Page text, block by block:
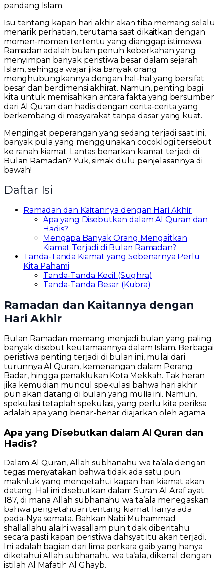
pandang Islam.
Isu tentang kapan hari akhir akan tiba memang selalu
menarik perhatian, terutama saat dikaitkan dengan
momen-momen tertentu yang dianggap istimewa.
Ramadan adalah bulan penuh keberkahan yang
menyimpan banyak peristiwa besar dalam sejarah
Islam, sehingga wajar jika banyak orang
menghubungkannya dengan hal-hal yang bersifat
besar dan berdimensi akhirat. Namun, penting bagi
kita untuk memisahkan antara fakta yang bersumber
dari Al Quran dan hadis dengan cerita-cerita yang
berkembang di masyarakat tanpa dasar yang kuat.
Mengingat peperangan yang sedang terjadi saat ini,
banyak pula yang menggunakan cocoklogi tersebut
ke ranah kiamat. Lantas benarkah kiamat terjadi di
Bulan Ramadan? Yuk, simak dulu penjelasannya di
bawah!
Daftar Isi
Ramadan dan Kaitannya dengan Hari Akhir
Apa yang Disebutkan dalam Al Quran dan
Hadis?
Mengapa Banyak Orang Mengaitkan
Kiamat Terjadi di Bulan Ramadan?
Tanda-Tanda Kiamat yang Sebenarnya Perlu
Kita Pahami
Tanda-Tanda Kecil (Sughra)
Tanda-Tanda Besar (Kubra)
Ramadan dan Kaitannya dengan
Hari Akhir
Bulan Ramadan memang menjadi bulan yang paling
banyak disebut keutamaannya dalam Islam. Berbagai
peristiwa penting terjadi di bulan ini, mulai dari
turunnya Al Quran, kemenangan dalam Perang
Badar, hingga penaklukan Kota Mekkah. Tak heran
jika kemudian muncul spekulasi bahwa hari akhir
pun akan datang di bulan yang mulia ini. Namun,
spekulasi tetaplah spekulasi, yang perlu kita periksa
adalah apa yang benar-benar diajarkan oleh agama.
Apa yang Disebutkan dalam Al Quran dan
Hadis?
Dalam Al Quran, Allah subhanahu wa ta’ala dengan
tegas menyatakan bahwa tidak ada satu pun
makhluk yang mengetahui kapan hari kiamat akan
datang. Hal ini disebutkan dalam Surah Al A’raf ayat
187, di mana Allah subhanahu wa ta’ala menegaskan
bahwa pengetahuan tentang kiamat hanya ada
pada-Nya semata. Bahkan Nabi Muhammad
shallallahu alaihi wasallam pun tidak diberitahu
secara pasti kapan peristiwa dahsyat itu akan terjadi.
Ini adalah bagian dari lima perkara gaib yang hanya
diketahui Allah subhanahu wa ta’ala, dikenal dengan
istilah Al Mafatih Al Ghayb.